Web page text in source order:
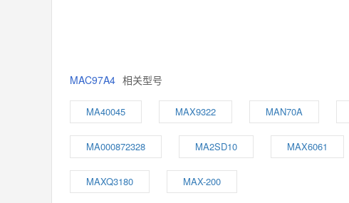
MAC97A4 相关型号
MA40045 MAX9322 MAN70A
MA000872328 MA2SD10 MAX6061
MAXQ3180 MAX-200